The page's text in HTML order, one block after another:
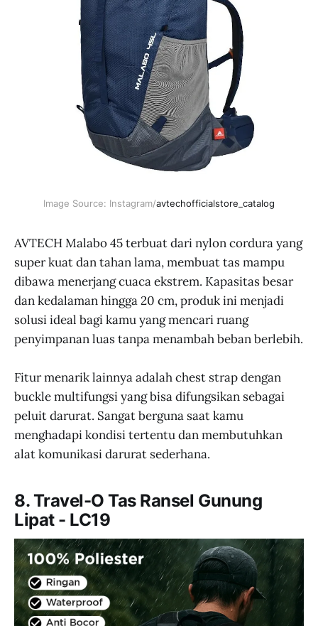
Image Source: Instagram/avtechofficialstore_catalog
AVTECH Malabo 45 terbuat dari nylon cordura yang
super kuat dan tahan lama, membuat tas mampu
dibawa menerjang cuaca ekstrem. Kapasitas besar
dan kedalaman hingga 20 cm, produk ini menjadi
solusi ideal bagi kamu yang mencari ruang
penyimpanan luas tanpa menambah beban berlebih.
Fitur menarik lainnya adalah chest strap dengan
buckle multifungsi yang bisa difungsikan sebagai
peluit darurat. Sangat berguna saat kamu
menghadapi kondisi tertentu dan membutuhkan
alat komunikasi darurat sederhana.
8. Travel-O Tas Ransel Gunung
Lipat - LC19